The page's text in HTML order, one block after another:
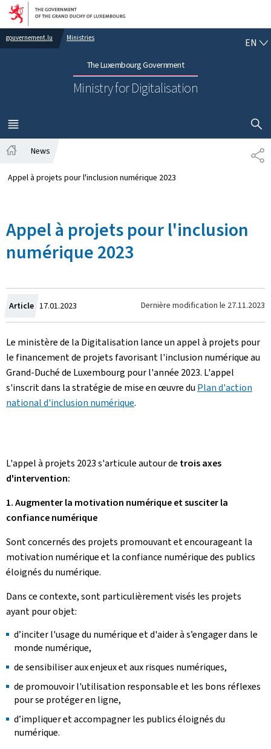
Go to main navigation
Go to content
gouvernement.lu Ministries
The Luxembourg Government
Ministry for Digitalisation
EN
MENU
MAIN
SHOW
News
Appel à projets pour l'inclusion numérique 2023
Appel à projets pour l'inclusion
numérique 2023
Article Created
on
17.01.2023 Dernière modification le 27.11.2023
Le ministère de la Digitalisation lance un appel à projets pour
le financement de projets favorisant l'inclusion numérique au
Grand-Duché de Luxembourg pour l'année 2023. L'appel
s'inscrit dans la stratégie de mise en œuvre du Plan d'action
national d'inclusion numérique.
L'appel à projets 2023 s'articule autour de trois axes
d'intervention:
1. Augmenter la motivation numérique et susciter la
confiance numérique
Sont concernés des projets promouvant et encourageant la
motivation numérique et la confiance numérique des publics
éloignés du numérique.
Dans ce contexte, sont particulièrement visés les projets
ayant pour objet:
d’inciter l'usage du numérique et d'aider à s’engager dans le
monde numérique,
de sensibiliser aux enjeux et aux risques numériques,
de promouvoir l'utilisation responsable et les bons réflexes
pour se protéger en ligne,
d’impliquer et accompagner les publics éloignés du
numérique.